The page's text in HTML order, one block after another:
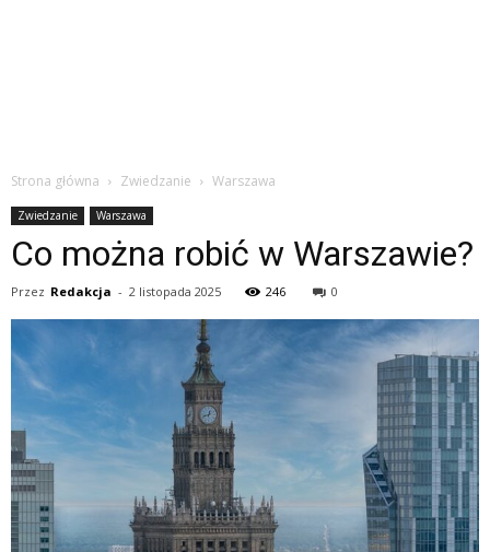
Strona główna Zwiedzanie Warszawa
Zwiedzanie Warszawa
Co można robić w Warszawie?
Przez Redakcja - 2 listopada 2025 246 0